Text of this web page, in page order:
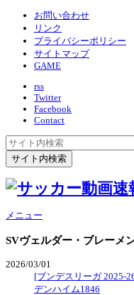
お問い合わせ
リンク
プライバシーポリシー
サイトマップ
GAME
rss
Twitter
Facebook
Contact
メニュー
SVヴェルダー・ブレーメ
2026/03/01
[ブンデスリーガ 2025-
デンハイム1846